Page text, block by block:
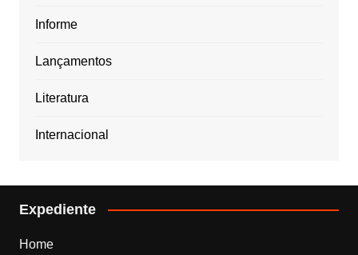
Informe
Lançamentos
Literatura
Internacional
Expediente
Home